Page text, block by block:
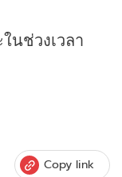
ในช่วงเวลา
Copy link